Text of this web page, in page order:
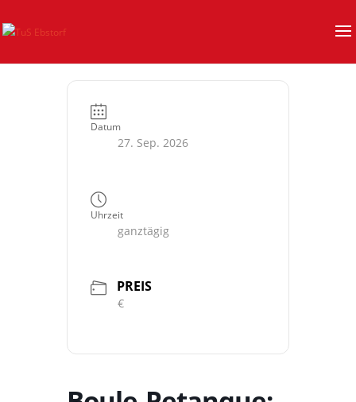
Datum
27. Sep. 2026
Uhrzeit
ganztägig
PREIS
€